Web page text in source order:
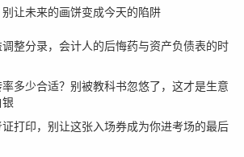
的朋友说：不要让事务所的晋升标准定
注会证书是通用的，你的大脑和经验更是
坡路的开始，而是你将“审计技能”转化
点。
“查账”到“赋能”
让未来的画饼变成今天的陷阱
整分录，会计人的后悔药与资产负债表的时
多少合适？别被教科书忽悠了，这才是生意
打印，别让这张入场券成为你进考场的最后